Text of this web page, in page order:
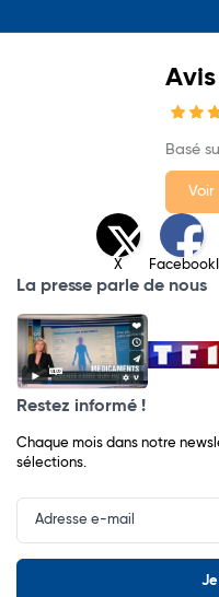
Basé
Voir
X Facebook
La presse parle de nous
Restez informé !
Chaque mois dans notre
sélections.
Input
Newsletter